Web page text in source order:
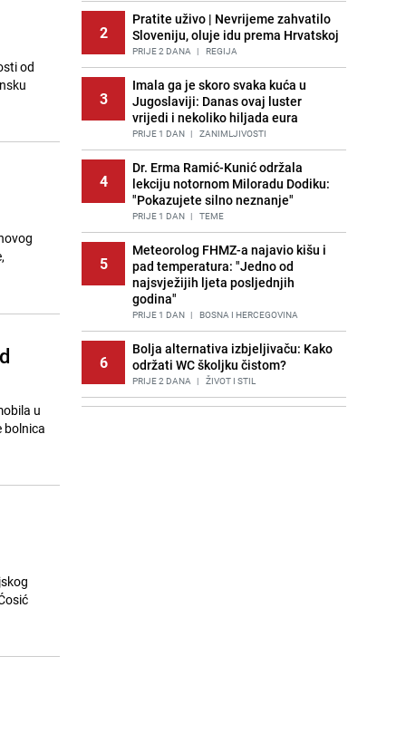
od
u
bolnica
2
Pratite uživo | Nevrijeme zahvatilo
Sloveniju, oluje idu prema Hrvatskoj
PRIJE 2 DANA | REGIJA
3
Imala ga je skoro svaka kuća u
Jugoslaviji: Danas ovaj luster
vrijedi i nekoliko hiljada eura
PRIJE 1 DAN | ZANIMLJIVOSTI
4
Dr. Erma Ramić-Kunić održala
lekciju notornom Miloradu Dodiku:
"Pokazujete silno neznanje"
PRIJE 1 DAN | TEME
5
Meteorolog FHMZ-a najavio kišu i
pad temperatura: "Jedno od
najsvježijih ljeta posljednjih
godina"
PRIJE 1 DAN | BOSNA I HERCEGOVINA
6
Bolja alternativa izbjeljivaču: Kako
održati WC školjku čistom?
PRIJE 2 DANA | ŽIVOT I STIL